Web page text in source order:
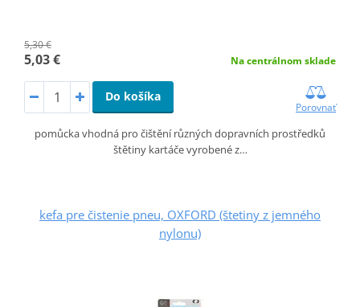
5,30 €
5,03 € Na centrálnom sklade
Do košíka
Porovnať
pomůcka vhodná pro čištění různých dopravních prostředků
štětiny kartáče vyrobené z…
kefa pre čistenie pneu, OXFORD (štetiny z jemného
nylonu)